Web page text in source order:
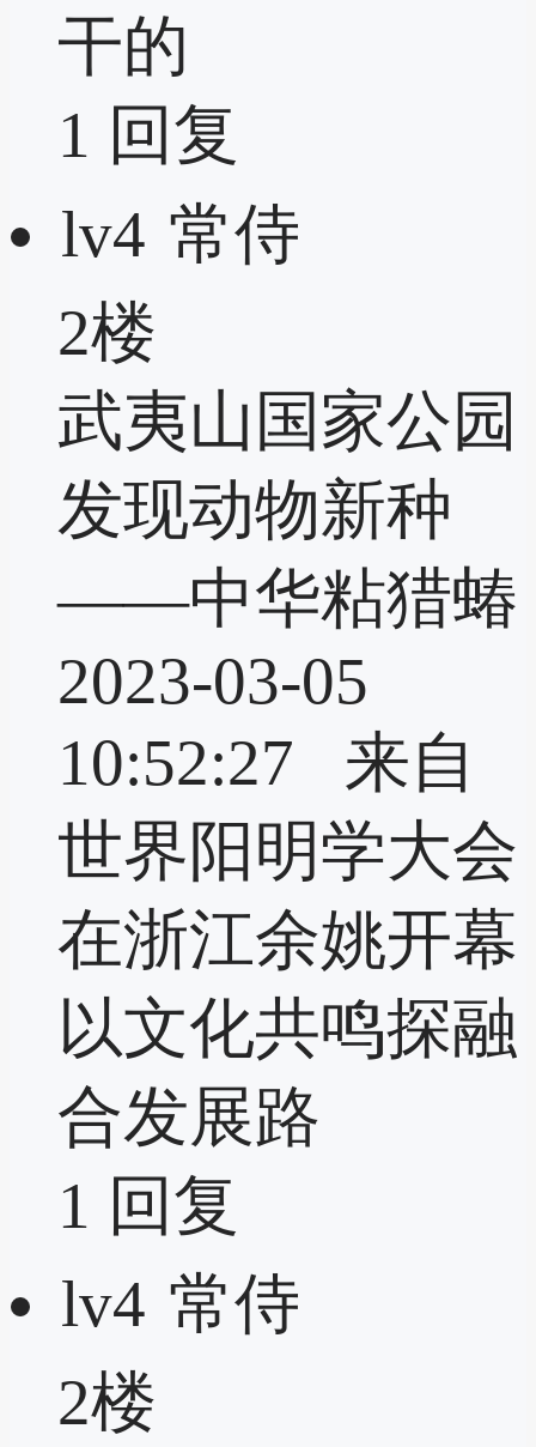
干的
1 回复
lv4 常侍
2楼
武夷山国家公园
发现动物新种
——中华粘猎蝽
2023-03-05
10:52:27 来自
世界阳明学大会
在浙江余姚开幕
以文化共鸣探融
合发展路
1 回复
lv4 常侍
2楼